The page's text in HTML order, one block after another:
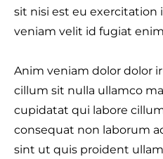
sit nisi est eu
veniam velit id fugiat
Anim veniam dolor dolor
cillum sit nulla ullamco
cupidatat qui labore
consequat non laborum
sint ut quis proident